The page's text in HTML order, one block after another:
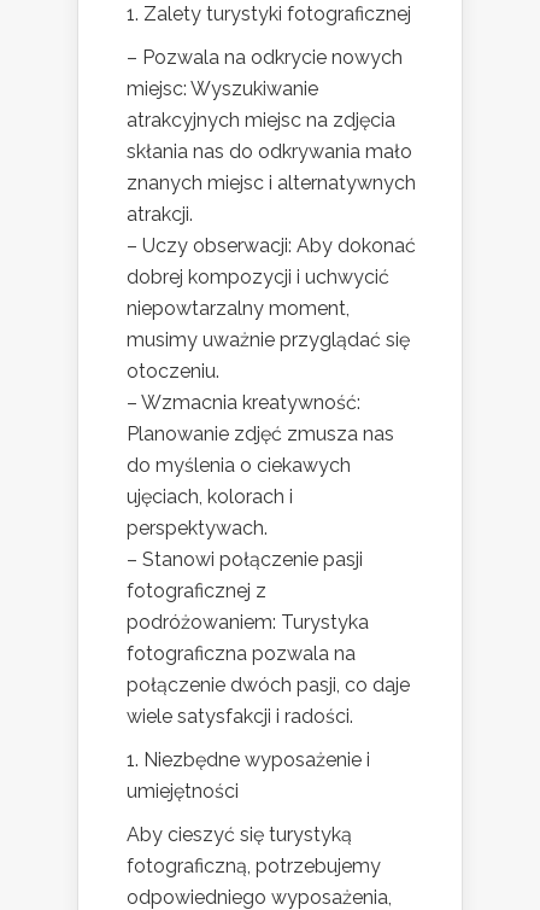
1. Zalety turystyki fotograficznej
– Pozwala na odkrycie nowych
miejsc: Wyszukiwanie
atrakcyjnych miejsc na zdjęcia
skłania nas do odkrywania mało
znanych miejsc i alternatywnych
atrakcji.
– Uczy obserwacji: Aby dokonać
dobrej kompozycji i uchwycić
niepowtarzalny moment,
musimy uważnie przyglądać się
otoczeniu.
– Wzmacnia kreatywność:
Planowanie zdjęć zmusza nas
do myślenia o ciekawych
ujęciach, kolorach i
perspektywach.
– Stanowi połączenie pasji
fotograficznej z
podróżowaniem: Turystyka
fotograficzna pozwala na
połączenie dwóch pasji, co daje
wiele satysfakcji i radości.
1. Niezbędne wyposażenie i
umiejętności
Aby cieszyć się turystyką
fotograficzną, potrzebujemy
odpowiedniego wyposażenia,